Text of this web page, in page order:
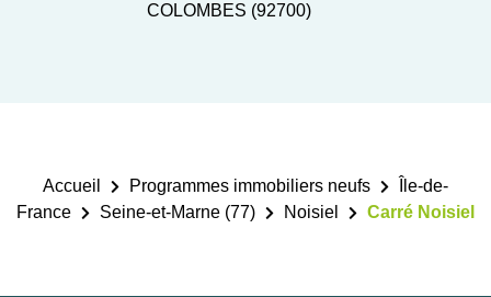
COLOMBES (92700)
Accueil Programmes immobiliers neufs
Île-de-
France
Seine-et-Marne (77) Noisiel Carré Noisiel